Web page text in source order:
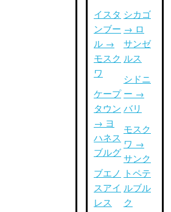
イスタ
ンブー
ル →
モスク
ワ
ケープ
タウン
→ ヨ
ハネス
ブルグ
ブエノ
スアイ
レス
シカゴ
→ ロ
サンゼ
ルス
シドニ
ー →
バリ
モスク
ワ →
サンク
トペテ
ルブル
ク